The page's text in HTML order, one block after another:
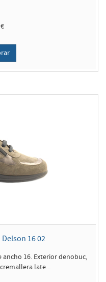
16 02
16. Exterior denobuc,
late...